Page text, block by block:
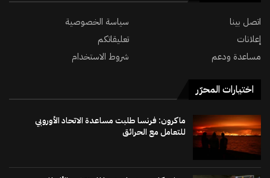
اتصل بينا
سياسة الخصوصية
إعلانات
تعليقاتكم
مساعدة ودعم
شروط الاستخدام
اختيارات المحرّر
ماكرون: فرنسا طلبت مساعدة الاتحاد الأوروبي
للتعامل مع الحرائق